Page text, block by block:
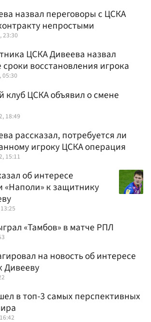
назвал переговоры с ЦСКА
непростыми
23:30
ЦСКА Дивеева назвал
восстановления игрока
05:30
клуб ЦСКА объявил о смене
18:49
рассказал, потребуется ли
игроку ЦСКА операция
15:11
об интересе
«Наполи» к защитнику
«Тамбов» в матче РПЛ
на новость об интересе
Дивееву
в топ-3 самых перспективных